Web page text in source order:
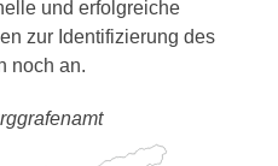
und erfolgreiche
zur Identifizierung des
noch an.